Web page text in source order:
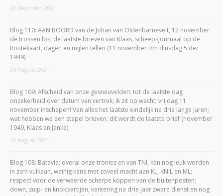
29 December, 2021
Blog 110: AAN BOORD van de Johan van Oldenbarnevelt, 12 november
de trossen los; de laatste brieven van Klaas, scheepsjournaal op de
Routekaart, dagen en mijlen tellen (11 november t/m dinsdag 5 dec
1949)
24 August, 2021
Blog 109: Afscheid van onze gesneuvelden; tot de laatste dag
onzekerheid over datum van vertrek; ik zit op wacht; vrijdag 11
november inschepen! Van alles het laatste eindelijk na drie lange jaren;
wat hebben we een stapel brieven; dit wordt de laatste brief (november
1949, Klaas en Janke)
19 August, 2021
Blog 108: Batavia: overal onze tronies en van TNI, kan nog leuk worden
in zo’n vulkaan, weinig kans met zoveel macht aan KL, KNIL en ML;
respect voor de verweerde scherpe koppen van de buitenposten;
down, zuip- en knokpartijen, kentering na drie jaar zware dienst en nog